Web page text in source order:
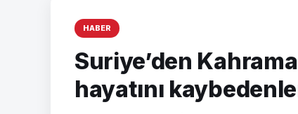
HABER
Suriye’den
hayatını